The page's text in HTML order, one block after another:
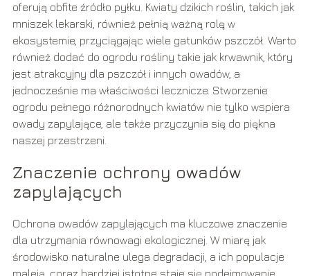
oferują obfite źródło pyłku. Kwiaty dzikich roślin, takich jak
mniszek lekarski, również pełnią ważną rolę w
ekosystemie, przyciągając wiele gatunków pszczół. Warto
również dodać do ogrodu rośliny takie jak krwawnik, który
jest atrakcyjny dla pszczół i innych owadów, a
jednocześnie ma właściwości lecznicze. Stworzenie
ogrodu pełnego różnorodnych kwiatów nie tylko wspiera
owady zapylające, ale także przyczynia się do piękna
naszej przestrzeni.
Znaczenie ochrony owadów
zapylających
Ochrona owadów zapylających ma kluczowe znaczenie
dla utrzymania równowagi ekologicznej. W miarę jak
środowisko naturalne ulega degradacji, a ich populacje
maleją, coraz bardziej istotne staje się podejmowanie